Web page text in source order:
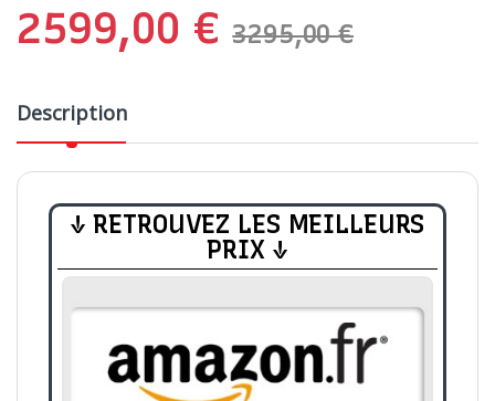
2599,00 € 3295,00€
Description
↓ RETROUVEZ LES MEILLEURS
PRIX ↓